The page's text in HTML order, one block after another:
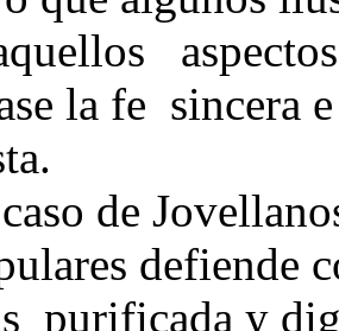
la fe sincera
de
defiende
purificada y